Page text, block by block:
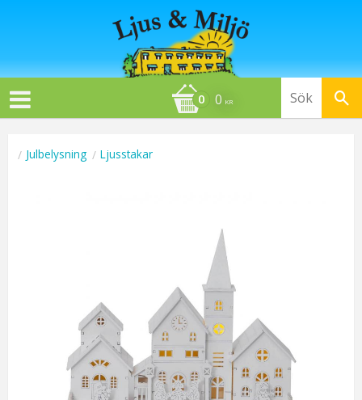
0 KR
Julbelysning Ljusstakar